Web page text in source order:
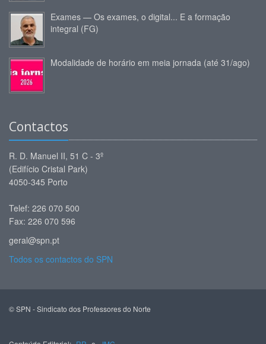
Exames — Os exames, o digital... E a formação
integral (FG)
Modalidade de horário em meia jornada (até 31/ago)
Contactos
R. D. Manuel II, 51 C - 3º
(Edifício Cristal Park)
4050-345 Porto
Telef: 226 070 500
Fax: 226 070 596
geral@spn.pt
Todos os contactos do SPN
© SPN - Sindicato dos Professores do Norte